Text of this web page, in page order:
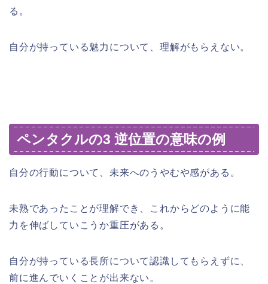
る。
自分が持っている魅力について、理解がもらえない。
ペンタクルの3 逆位置の意味の例
自分の行動について、未来へのうやむや感がある。
未熟であったことが理解でき、これからどのように能
力を伸ばしていこうか重圧がある。
自分が持っている長所について認識してもらえずに、
前に進んでいくことが出来ない。